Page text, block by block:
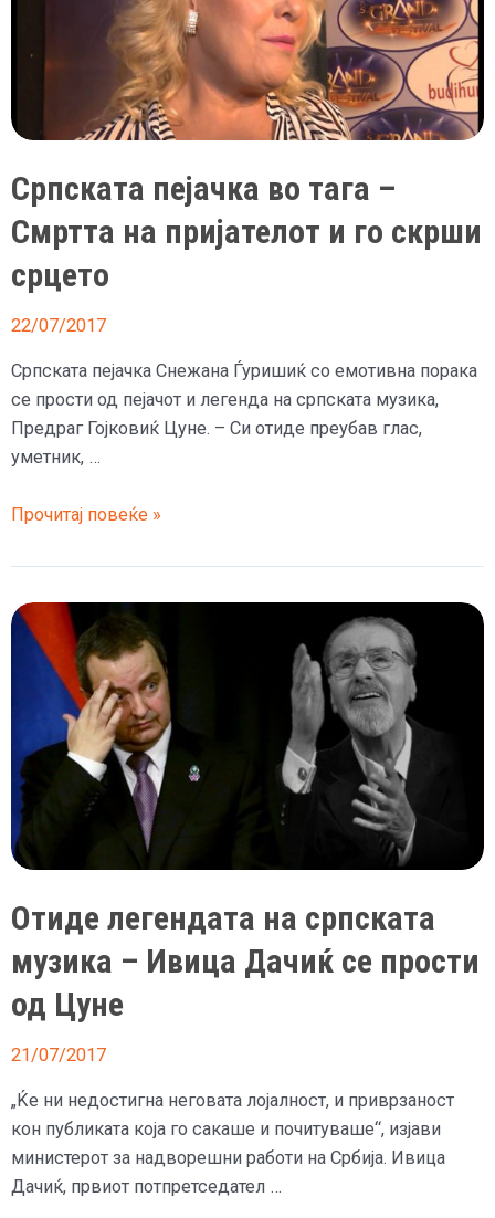
Српската пејачка во тага –
Смртта на пријателот и го скрши
срцето
22/07/2017
Српската пејачка Снежана Ѓуришиќ со емотивна порака
се прости од пејачот и легенда на српската музика,
Предраг Гојковиќ Цуне. – Си отиде преубав глас,
уметник, …
Српската
во
тага
–
Смртта
пријателот
го
скрши
срцето
Прочитај повеќе »
Отиде легендата на српската
музика – Ивица Дачиќ се прости
од Цуне
21/07/2017
„Ќе ни недостигна неговата лојалност, и приврзаност
кон публиката која го сакаше и почитуваше“, изјави
министерот за надворешни работи на Србија. Ивица
Дачиќ, првиот потпретседател …